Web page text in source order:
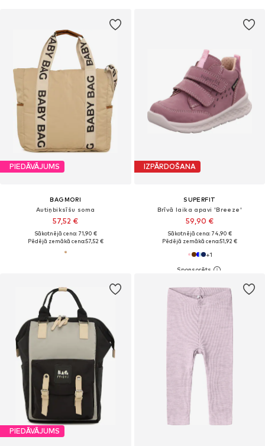
PIEDĀVĀJUMS
BAGMORI
Autiņbiksīšu soma
57,52 €
Sākotnējā cena: 71,90 €
Pēdējā zemākā cena:57,52 €
IZPĀRDOŠANA
SUPERFIT
Brīvā laika apavi 'Breeze'
59,90 €
Sākotnējā cena: 74,90 €
Pēdējā zemākā cena:51,92 €
+1
PIEDĀVĀJUMS